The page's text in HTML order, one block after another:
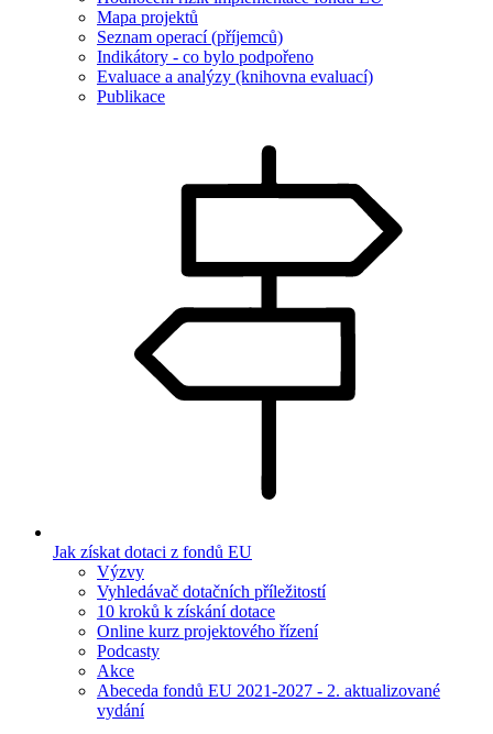
Mapa projektů
Seznam operací (příjemců)
Indikátory - co bylo podpořeno
Evaluace a analýzy (knihovna evaluací)
Publikace
Jak získat dotaci z fondů EU
Výzvy
Vyhledávač dotačních příležitostí
10 kroků k získání dotace
Online kurz projektového řízení
Podcasty
Akce
Abeceda fondů EU 2021-2027 - 2. aktualizované
vydání